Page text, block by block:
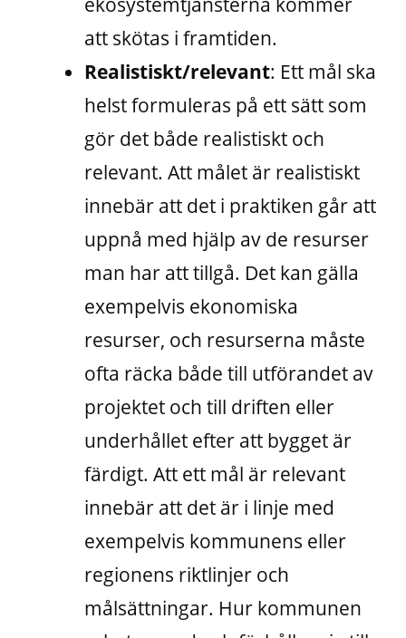
att skötas i framtiden.
Realistiskt/relevant: Ett mål ska
helst formuleras på ett sätt som
gör det både realistiskt och
relevant. Att målet är realistiskt
innebär att det i praktiken går att
uppnå med hjälp av de resurser
man har att tillgå. Det kan gälla
exempelvis ekonomiska
resurser, och resurserna måste
ofta räcka både till utförandet av
projektet och till driften eller
underhållet efter att bygget är
färdigt. Att ett mål är relevant
innebär att det är i linje med
exempelvis kommunens eller
regionens riktlinjer och
målsättningar. Hur kommunen